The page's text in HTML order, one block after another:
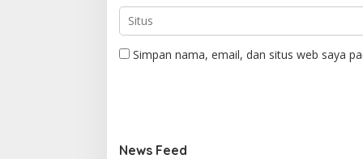
Simpan nama, email, dan situs web saya
News Feed